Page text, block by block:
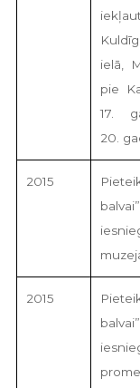
ielā,
pie
17.
20.
2015
2015